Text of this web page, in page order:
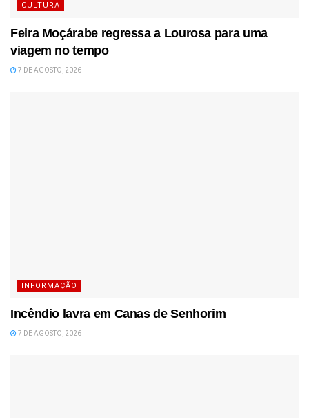
CULTURA
Feira Moçárabe regressa a Lourosa para uma
viagem no tempo
7 DE AGOSTO, 2026
INFORMAÇÃO
Incêndio lavra em Canas de Senhorim
7 DE AGOSTO, 2026